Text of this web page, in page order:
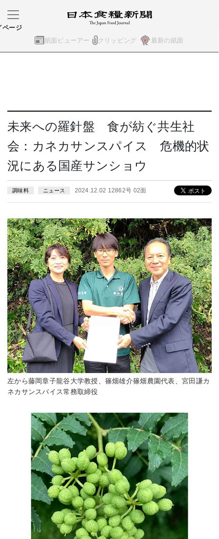
紙面ビューアー クリッピング 最新の紙面
ページ
未来への羅針盤 食が紡ぐ共生社
会：カネカサンスパイス 危機的状
況にある国産サンショウ
調味料 ニュース 2024.12.02 12862号 02面
左から藤岡章子龍谷大学教授、篠畑雄介篠畑農園代表、宮田謙カ
ネカサンスパイス常務取締役